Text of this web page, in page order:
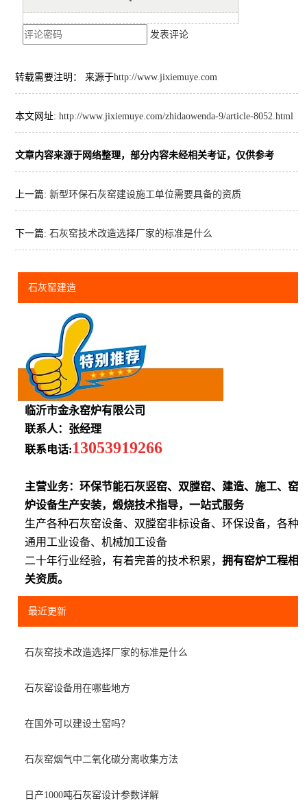
发表评论
转载需要注明： 来源于http://www.jixiemuye.com
本文网址: http://www.jixiemuye.com/zhidaowenda-9/article-8052.html
文章内容来源于网络整理，部分内容未经相关考证，仅供参考
上一篇: 新型环保石灰窑建设施工单位需要具备的资质
下一篇: 石灰窑技术改造选择厂家的标准是什么
石灰窑建造
临沂市金永窑炉有限公司
联系人：张经理
联系电话:13053919266
主营业务：环保节能石灰竖窑、双膛窑、建造、施工、窑
炉设备生产安装，煅烧技术指导，一站式服务
生产各种石灰窑设备、双膛窑非标设备、环保设备，各种
通用工业设备、机械加工设备
二十年行业经验，有着完善的技术积累，拥有窑炉工程相
关资质。
最近更新
石灰窑技术改造选择厂家的标准是什么
石灰窑设备用在哪些地方
在国外可以建设土窑吗？
石灰窑烟气中二氧化碳分离收集方法
日产1000吨石灰窑设计参数详解